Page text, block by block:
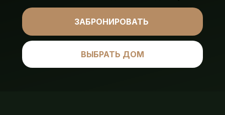
ЗАБРОНИРОВАТЬ
ВЫБРАТЬ ДОМ